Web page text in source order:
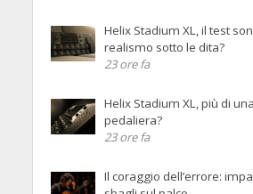
Helix Stadium XL, il test
realismo sotto le dita?
23 ore fa
Helix Stadium XL, più di
pedaliera?
23 ore fa
Il coraggio dell’errore: